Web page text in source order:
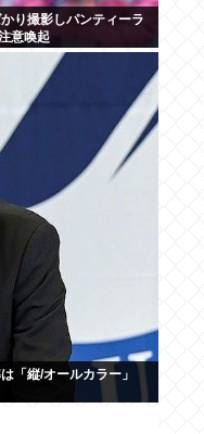
り撮影しパンティーラ
意喚起
「縦/オールカラー」